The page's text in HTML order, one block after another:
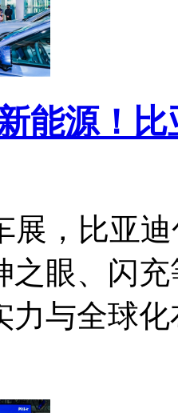
能源！
展，比亚
之眼、闪
力与全球